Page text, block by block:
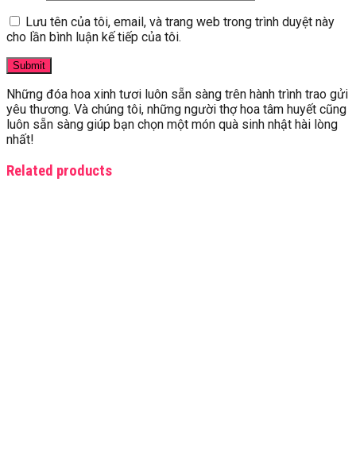
Lưu tên của tôi, email, và trang web trong trình duyệt này
cho lần bình luận kế tiếp của tôi.
Những đóa hoa xinh tươi luôn sẵn sàng trên hành trình trao gửi
yêu thương. Và chúng tôi, những người thợ hoa tâm huyết cũng
luôn sẵn sàng giúp bạn chọn một món quà sinh nhật hài lòng
nhất!
Related products